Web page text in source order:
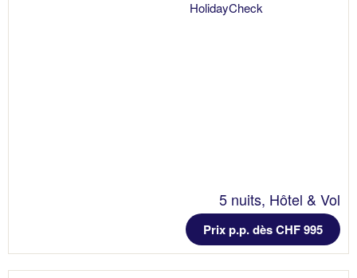
5 nuits, Hôtel & Vol
Prix p.p. dès CHF 995